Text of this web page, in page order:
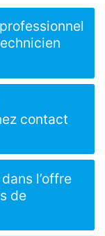
contact
l’offre
de